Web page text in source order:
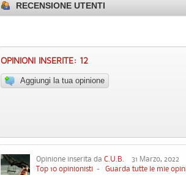
RECENSIONE UTENTI
OPINIONI INSERITE: 12
Aggiungi la tua opinione
Opinione inserita da C.U.B. 31 Marzo, 2022
Top 10 opinionisti - Guarda tutte le mie